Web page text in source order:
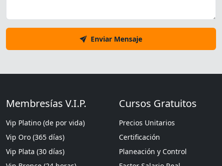
Enviar Mensaje
Membresías V.I.P.
Vip Platino (de por vida)
Vip Oro (365 días)
Vip Plata (30 días)
Cursos Gratuitos
Precios Unitarios
Certificación
Planeación y Control